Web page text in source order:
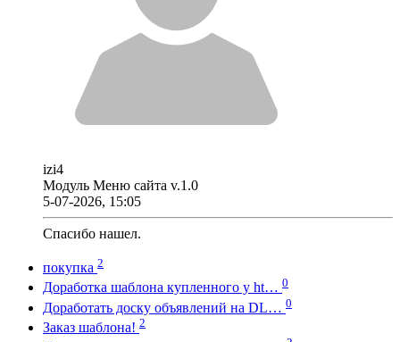
izi4
Модуль Меню сайта v.1.0
5-07-2026, 15:05
Спасибо нашел.
покупка 2
Доработка шаблона купленного у ht… 0
Доработать доску объявлений на DL… 0
Заказ шаблона! 2